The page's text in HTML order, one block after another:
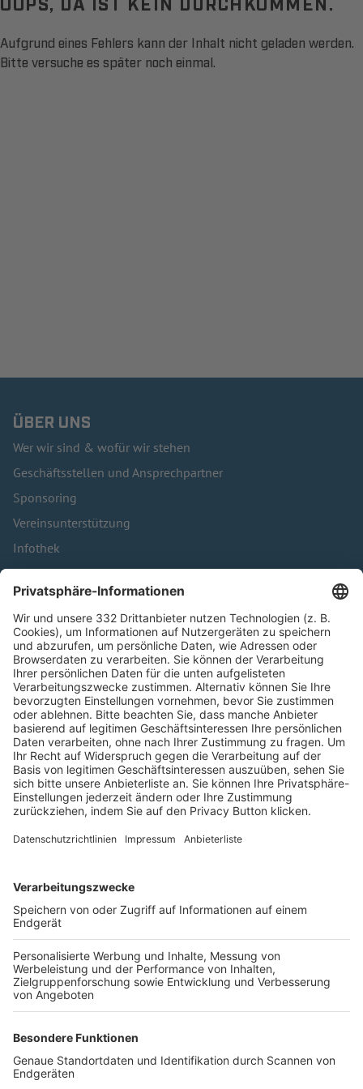
Aufgrund eines Fehlers kann der Inhalt nicht geladen werden.
Bitte versuche es später noch einmal.
ÜBER UNS
Wer wir sind & wofür wir stehen
Geschäftsstellen und Ansprechpartner
Sponsoring
Vereinsunterstützung
Infothek
Kontakt
HÄUFIG BESUCHTE SEITEN
Pässe und Vereinswechsel
Trainerausbildung
Schulungsangebot Vereinsmitarbeiter
BFV-Geschäftsstellen
Trainerbörse
Login SpielPlus
FOLGE DEM BFV
TOP-VEREINE
TOP-PARTNER